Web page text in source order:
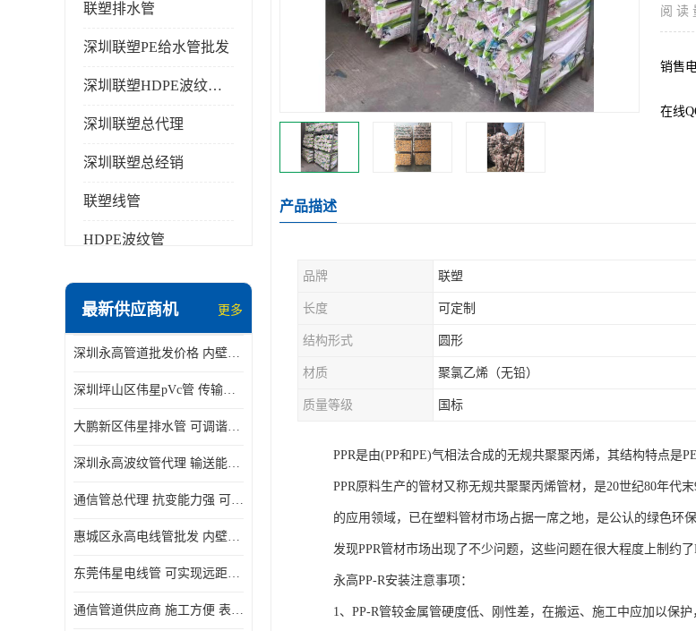
联塑排水管
深圳联塑PE给水管批发
深圳联塑HDPE波纹管批发
深圳联塑总代理
深圳联塑总经销
联塑线管
HDPE波纹管
最新供应商机 更多
深圳永高管道批发价格 内壁光滑 抗震性能好
深圳坪山区伟星pVc管 传输损耗小 频率稳定性好
大鹏新区伟星排水管 可调谐性好 大功率 效率高
深圳永高波纹管代理 输送能力强 可以承受高温
通信管总代理 抗变能力强 可耐强震 扭曲
惠城区永高电线管批发 内壁光滑 抗震性能好
东莞伟星电线管 可实现远距离通信 频率稳定性好
通信管道供应商 施工方便 表面电阻系数大
阅 读
销售
在线
产品描述
品牌 联塑
长度 可定制
结构形式 圆形
材质 聚氯乙烯（无铅）
质量等级 国标
PPR是由(PP和PE)气相法合成的无规共聚聚丙烯，其结构特点是
PPR原料生产的管材又称无规共聚聚丙烯管材，是20世纪80年代
的应用领域，已在塑料管材市场占据一席之地，是公认的绿色环
发现PPR管材市场出现了不少问题，这些问题在很大程度上制约了
永高PP-R安装注意事项：
1、PP-R管较金属管硬度低、刚性差，在搬运、施工中应加以保